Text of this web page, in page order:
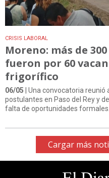
CRISIS LABORAL
Moreno: más de
fueron por 60
frigorífico
06/05 | Una convocatoria reunió
postulantes en Paso del Rey y
falta de oportunidades formales.
Cargar más